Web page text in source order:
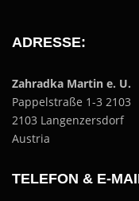
ADRESSE:
Zahradka Martin e. U.
Pappelstraße 1-3 2103
2103 Langenzersdorf
Austria
TELEFON & E-